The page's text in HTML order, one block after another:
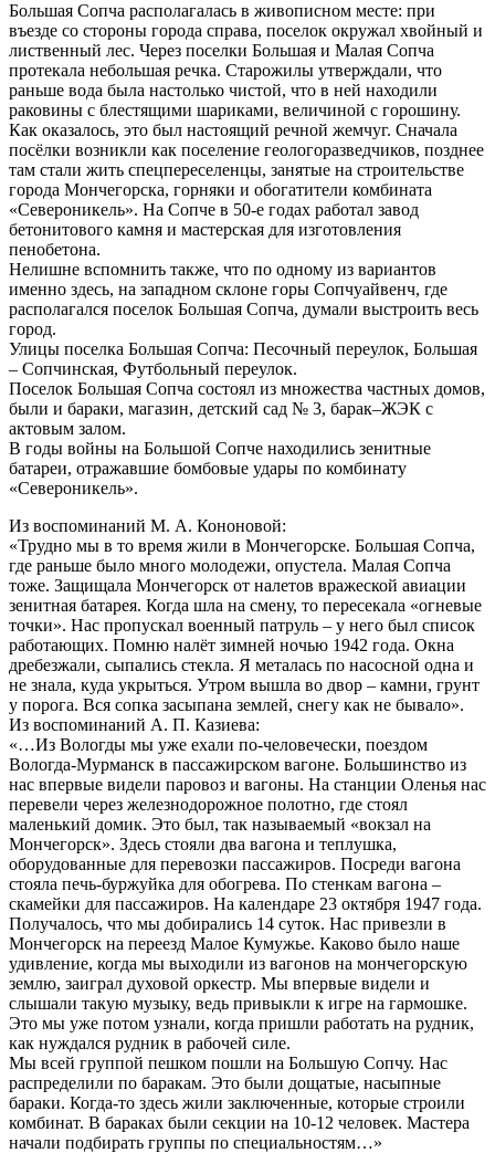
Большая Сопча располагалась в живописном месте: при
въезде со стороны города справа, поселок окружал хвойный и
лиственный лес. Через поселки Большая и Малая Сопча
протекала небольшая речка. Старожилы утверждали, что
раньше вода была настолько чистой, что в ней находили
раковины с блестящими шариками, величиной с горошину.
Как оказалось, это был настоящий речной жемчуг. Сначала
посёлки возникли как поселение геологоразведчиков, позднее
там стали жить спецпереселенцы, занятые на строительстве
города Мончегорска, горняки и обогатители комбината
«Североникель». На Сопче в 50-е годах работал завод
бетонитового камня и мастерская для изготовления
пенобетона.
Нелишне вспомнить также, что по одному из вариантов
именно здесь, на западном склоне горы Сопчуайвенч, где
располагался поселок Большая Сопча, думали выстроить весь
город.
Улицы поселка Большая Сопча: Песочный переулок, Большая
– Сопчинская, Футбольный переулок.
Поселок Большая Сопча состоял из множества частных домов,
были и бараки, магазин, детский сад № 3, барак–ЖЭК с
актовым залом.
В годы войны на Большой Сопче находились зенитные
батареи, отражавшие бомбовые удары по комбинату
«Североникель».
Из воспоминаний М. А. Кононовой:
«Трудно мы в то время жили в Мончегорске. Большая Сопча,
где раньше было много молодежи, опустела. Малая Сопча
тоже. Защищала Мончегорск от налетов вражеской авиации
зенитная батарея. Когда шла на смену, то пересекала «огневые
точки». Нас пропускал военный патруль – у него был список
работающих. Помню налёт зимней ночью 1942 года. Окна
дребезжали, сыпались стекла. Я металась по насосной одна и
не знала, куда укрыться. Утром вышла во двор – камни, грунт
у порога. Вся сопка засыпана землей, снегу как не бывало».
Из воспоминаний А. П. Казиева:
«…Из Вологды мы уже ехали по-человечески, поездом
Вологда-Мурманск в пассажирском вагоне. Большинство из
нас впервые видели паровоз и вагоны. На станции Оленья нас
перевели через железнодорожное полотно, где стоял
маленький домик. Это был, так называемый «вокзал на
Мончегорск». Здесь стояли два вагона и теплушка,
оборудованные для перевозки пассажиров. Посреди вагона
стояла печь-буржуйка для обогрева. По стенкам вагона –
скамейки для пассажиров. На календаре 23 октября 1947 года.
Получалось, что мы добирались 14 суток. Нас привезли в
Мончегорск на переезд Малое Кумужье. Каково было наше
удивление, когда мы выходили из вагонов на мончегорскую
землю, заиграл духовой оркестр. Мы впервые видели и
слышали такую музыку, ведь привыкли к игре на гармошке.
Это мы уже потом узнали, когда пришли работать на рудник,
как нуждался рудник в рабочей силе.
Мы всей группой пешком пошли на Большую Сопчу. Нас
распределили по баракам. Это были дощатые, насыпные
бараки. Когда-то здесь жили заключенные, которые строили
комбинат. В бараках были секции на 10-12 человек. Мастера
начали подбирать группы по специальностям…»